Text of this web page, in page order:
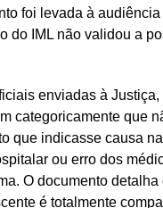
foi levada à
do IML não validou a
enviadas à
categoricamente que
que indicasse causa
ou erro dos
O documento detalha
é totalmente